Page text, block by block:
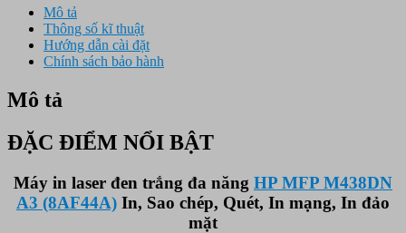
Mô tả
Thông số kĩ thuật
Hướng dẫn cài đặt
Chính sách bảo hành
Mô tả
ĐẶC ĐIỂM NỔI BẬT
Máy in laser đen trắng đa năng HP MFP M438DN
A3 (8AF44A) In, Sao chép, Quét, In mạng, In đảo
mặt